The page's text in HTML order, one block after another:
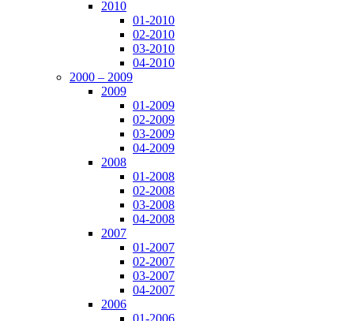
2010
01-2010
02-2010
03-2010
04-2010
2000 – 2009
2009
01-2009
02-2009
03-2009
04-2009
2008
01-2008
02-2008
03-2008
04-2008
2007
01-2007
02-2007
03-2007
04-2007
2006
01-2006